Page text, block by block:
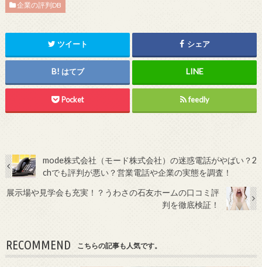
企業の評判DB
ツイート シェア
はてブ
Pocket feedly
mode株式会社（モード株式会社）の迷惑電話がやばい？2
chでも評判が悪い？営業電話や企業の実態を調査！
展示場や見学会も充実！？うわさの石友ホームの口コミ評
判を徹底検証！
RECOMMEND こちらの記事も人気です。